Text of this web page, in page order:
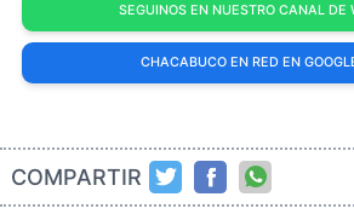
SEGUINOS EN NUESTRO CANAL DE
CHACABUCO EN RED EN
COMPARTIR